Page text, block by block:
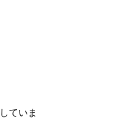
していま